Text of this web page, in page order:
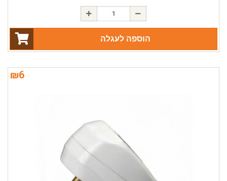
הוספה לעגלה
₪6